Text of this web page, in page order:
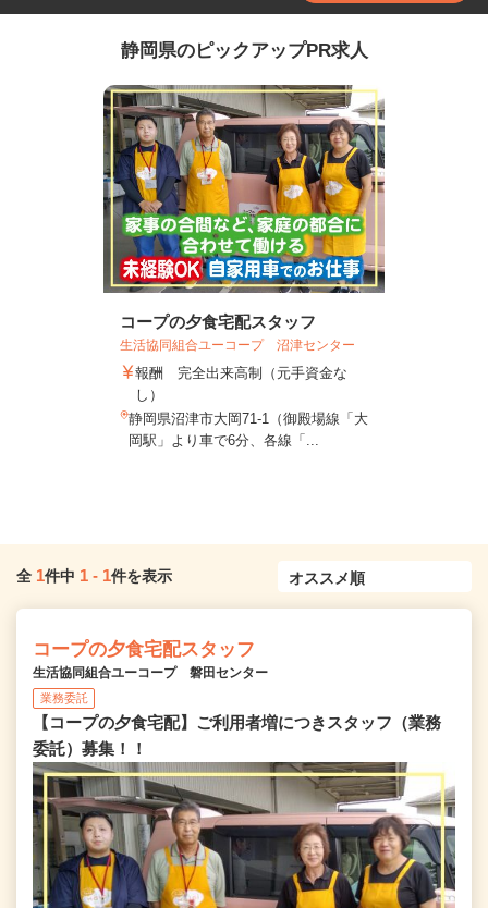
静岡県のピックアップPR求人
コープの夕食宅配スタッフ
生活協同組合ユーコープ 沼津センター
報酬 完全出来高制（元手資金な
し）
静岡県沼津市大岡71-1（御殿場線「大
岡駅」より車で6分、各線「...
全 1件中 1 - 1件を表示
コープの夕食宅配スタッフ
生活協同組合ユーコープ 磐田センター
業務委託
【コープの夕食宅配】ご利用者増につきスタッフ（業務
委託）募集！！